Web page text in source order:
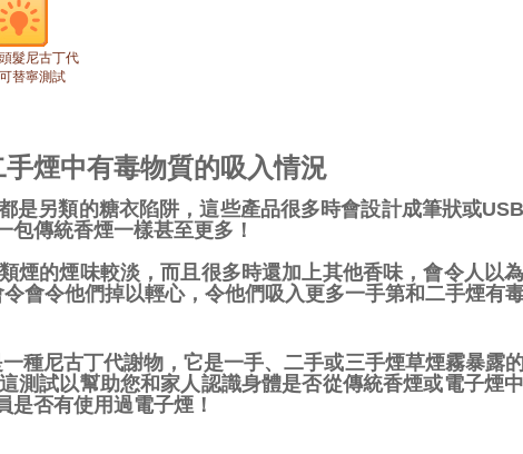
髮尼古丁代
替寧測試
煙中有毒物質的吸入情況
是另類的糖衣陷阱，這些產品很多時會設計成筆狀或
傳統香煙一樣甚至更多！
煙的煙味較淡，而且很多時還加上其他香味，會令人以
會令他們掉以輕心，令他們吸入更多一手第和二手煙有毒
種尼古丁代謝物，它是一手、二手或三手煙草煙霧暴露
測試以幫助您和家人認識身體是否從傳統香煙或電子煙
否有使用過電子煙！